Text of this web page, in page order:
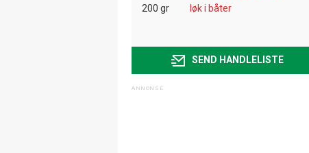
200 gr
løk i båter
SEND HANDLELISTE